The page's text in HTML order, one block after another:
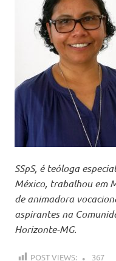
SSpS, é teóloga
México, trabalhou em
de animadora
aspirantes na
Horizonte-MG.
POST VIEWS: 367